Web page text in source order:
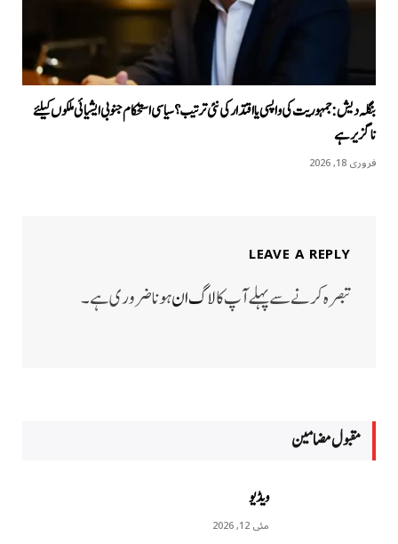
بنگلہ دیش: جمہوریت کی واپسی یا اقتدار کی نئی ترتیب؟ سیاسی استحکام جنوبی ایشیائی ملکوں کیلئے
ناگزیر ہے
فروری 18, 2026
LEAVE A REPLY
تبصرہ کرنے سے پہلے آپ کالاگ انہونا ضروری ہے۔
مقبول مضامين
ویڈیو
مئی 12, 2026